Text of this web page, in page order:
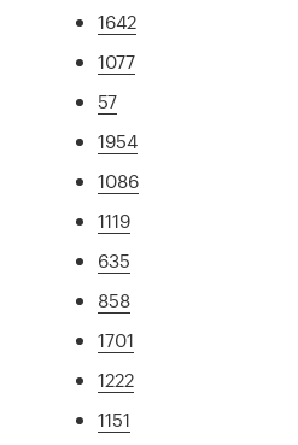
1642
1077
57
1954
1086
1119
635
858
1701
1222
1151